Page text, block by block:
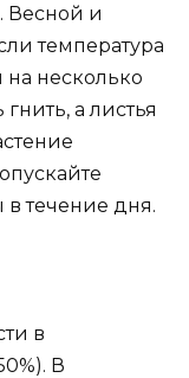
Весной и
температура
на несколько
а листья
в течение дня.
в
В